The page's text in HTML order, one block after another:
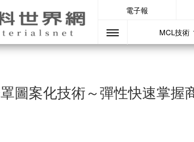
電子報
MCL技術
圖案化技術～彈性快速掌握